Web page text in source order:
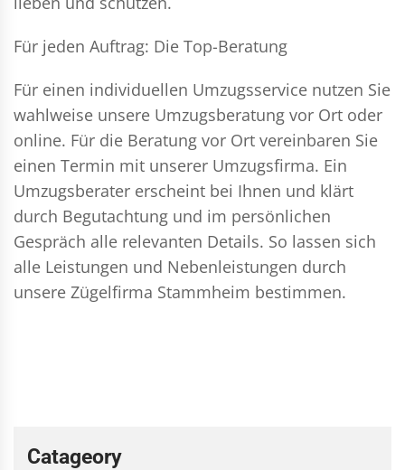
Für jeden Auftrag: Die Top-Beratung
Für einen individuellen Umzugsservice nutzen Sie
wahlweise unsere Umzugsberatung vor Ort oder
online. Für die Beratung vor Ort vereinbaren Sie
einen Termin mit unserer Umzugsfirma. Ein
Umzugsberater erscheint bei Ihnen und klärt
durch Begutachtung und im persönlichen
Gespräch alle relevanten Details. So lassen sich
alle Leistungen und Nebenleistungen durch
unsere Zügelfirma Stammheim bestimmen.
Catageory